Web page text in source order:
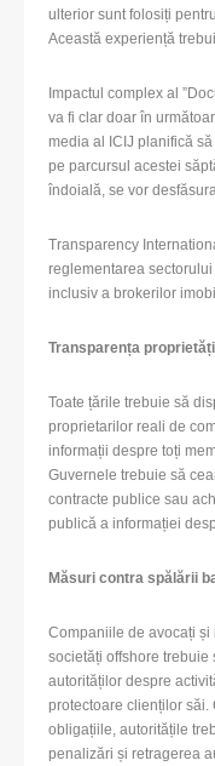
ulterior sunt folosiți
Această experiență
Impactul complex al
va fi clar doar în
media al ICIJ planifică
pe parcursul acestei
îndoială, se vor
Transparency
reglementarea
inclusiv a brokerilor
Transparența
Toate țările trebuie să
proprietarilor reali de
informații despre toți
Guvernele trebuie să
contracte publice sau
publică a informației
Măsuri contra spălării
Companiile de avocați
societăți offshore trebuie
autorităților despre
protectoare clienților
obligațiile, autoritățile
penalizări și retragerea